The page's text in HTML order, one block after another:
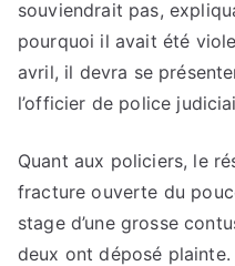
souviendrait pas,
pourquoi il avait été
avril, il devra se
l’officier de police
Quant aux policiers, le
fracture ouverte du
stage d’une grosse
deux ont déposé plainte.